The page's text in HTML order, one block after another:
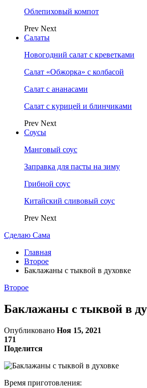
Облепиховый компот
Prev Next
Салаты
Новогодний салат с креветками
Салат «Обжорка» с колбасой
Салат с ананасами
Салат с курицей и блинчиками
Prev Next
Соусы
Манговый соус
Заправка для пасты на зиму
Грибной соус
Китайский сливовый соус
Prev Next
Сделаю Сама
Главная
Второе
Баклажаны с тыквой в духовке
Второе
Баклажаны с тыквой в
Опубликовано Ноя 15, 2021
171
Поделится
Время приготовления: